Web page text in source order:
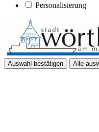
Personalisierung
Auswahl bestätigen Alle